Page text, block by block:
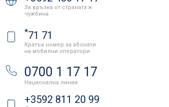
За връзка от страната и
чужбина
*71 71
Кратък номер за абонати
на мобилни оператори
0700 1 17 17
Национална линия
+3592 811 20 99